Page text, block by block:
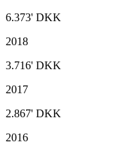
6.373' DKK
2018
3.716' DKK
2017
2.867' DKK
2016